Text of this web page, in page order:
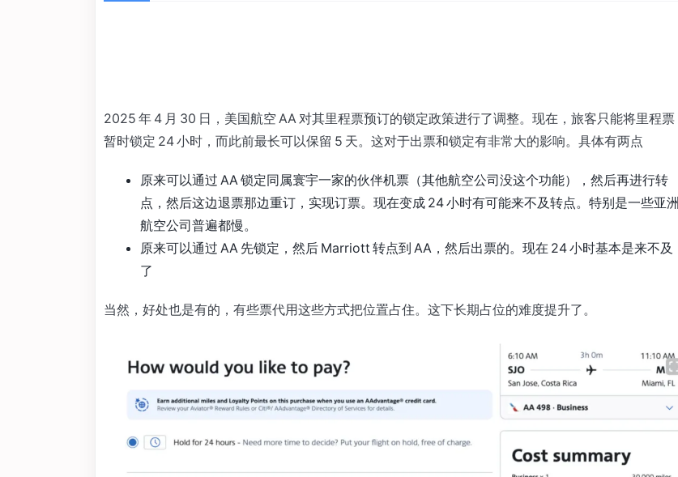
2025 年 4 月 30 日，美国航空 AA 对其里程票预订的锁定政策进行了调整。现在，旅客只能将里程票
暂时锁定 24 小时，而此前最长可以保留 5 天。这对于出票和锁定有非常大的影响。具体有两点
原来可以通过 AA 锁定同属寰宇一家的伙伴机票（其他航空公司没这个功能），然后再进行转
点，然后这边退票那边重订，实现订票。现在变成 24 小时有可能来不及转点。特别是一些亚洲
航空公司普遍都慢。
原来可以通过 AA 先锁定，然后 Marriott 转点到 AA，然后出票的。现在 24 小时基本是来不及
了
当然，好处也是有的，有些票代用这些方式把位置占住。这下长期占位的难度提升了。